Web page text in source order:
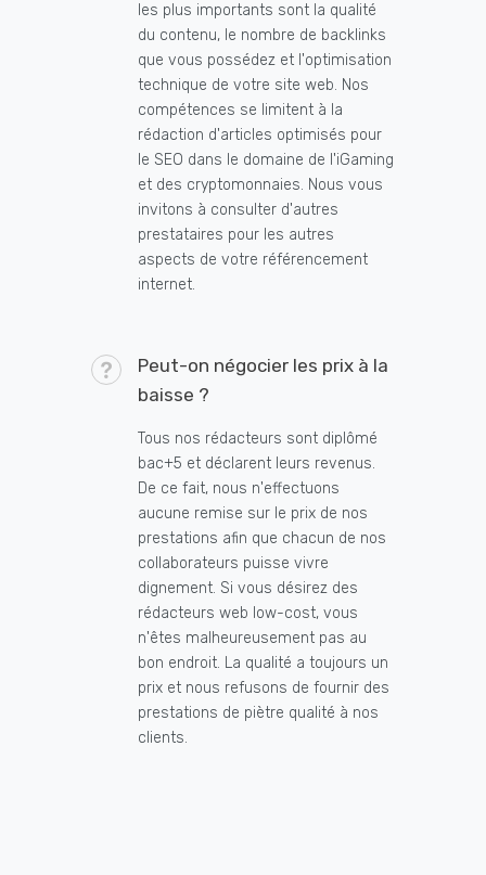
les plus importants sont la qualité
du contenu, le nombre de backlinks
que vous possédez et l'optimisation
technique de votre site web. Nos
compétences se limitent à la
rédaction d'articles optimisés pour
le SEO dans le domaine de l'iGaming
et des cryptomonnaies. Nous vous
invitons à consulter d'autres
prestataires pour les autres
aspects de votre référencement
internet.
Peut-on négocier les prix à la
baisse ?
Tous nos rédacteurs sont diplômé
bac+5 et déclarent leurs revenus.
De ce fait, nous n'effectuons
aucune remise sur le prix de nos
prestations afin que chacun de nos
collaborateurs puisse vivre
dignement. Si vous désirez des
rédacteurs web low-cost, vous
n'êtes malheureusement pas au
bon endroit. La qualité a toujours un
prix et nous refusons de fournir des
prestations de piètre qualité à nos
clients.